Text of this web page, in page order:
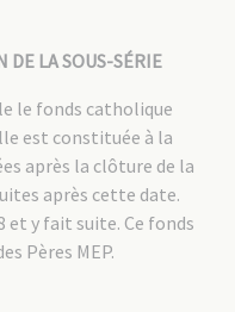
LA SOUS-SÉRIE
le fonds catholique
est constituée à la
après la clôture de la
après cette date.
et y fait suite. Ce fonds
Pères MEP.